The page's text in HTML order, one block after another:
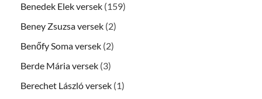
Benedek Elek versek (159)
Beney Zsuzsa versek (2)
Benőfy Soma versek (2)
Berde Mária versek (3)
Berechet László versek (1)